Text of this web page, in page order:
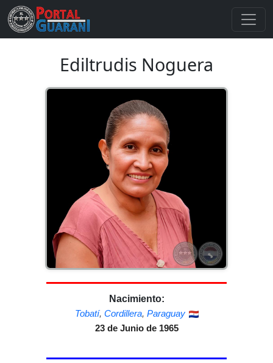
Ediltrudis Noguera
Nacimiento:
Tobatí, Cordillera, Paraguay
23 de Junio de 1965